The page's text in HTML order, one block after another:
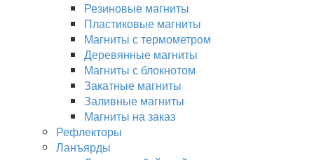
Резиновые магниты
Пластиковые магниты
Магниты с термометром
Деревянные магниты
Магниты с блокнотом
Закатные магниты
Заливные магниты
Магниты на заказ
Рефлекторы
Ланъярды